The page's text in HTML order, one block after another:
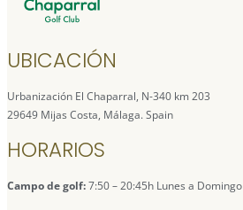
UBICACIÓN
Urbanización El Chaparral, N-340 km 203
29649 Mijas Costa, Málaga. Spain
HORARIOS
Campo de golf:7:50 – 20:45h Lunes a Domingo